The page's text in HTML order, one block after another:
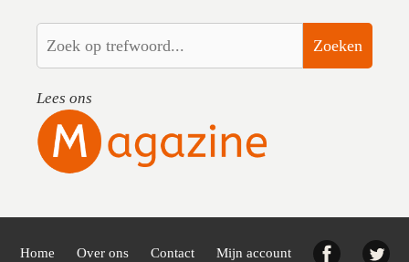
Zoeken
Lees ons
Home Over ons Contact Mijn account Facebook